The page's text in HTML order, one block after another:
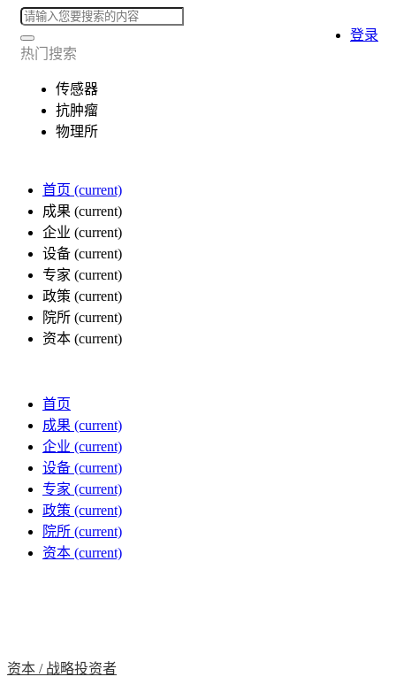
热门搜索
传感器
抗肿瘤
物理所
首页 (current)
成果 (current)
企业 (current)
设备 (current)
专家 (current)
政策 (current)
院所 (current)
资本 (current)
登录
首页
成果 (current)
企业 (current)
设备 (current)
专家 (current)
政策 (current)
院所 (current)
资本 (current)
资本 / 战略投资者